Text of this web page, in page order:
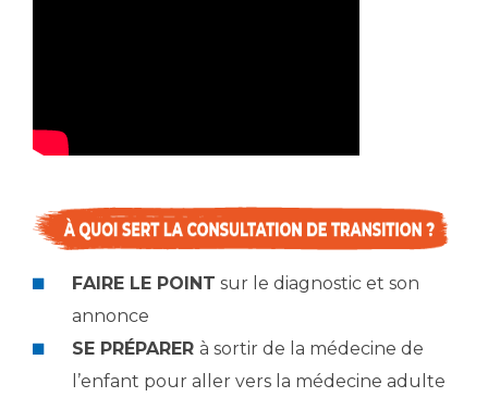
Nos indicateurs qualité et de sécurité des soins
Protection des données
Les recherches en santé à l’AP-HM
FAIRE LE POINT sur le diagnostic et son
annonce
SE PRÉPARER à sortir de la médecine de
l’enfant pour aller vers la médecine adulte